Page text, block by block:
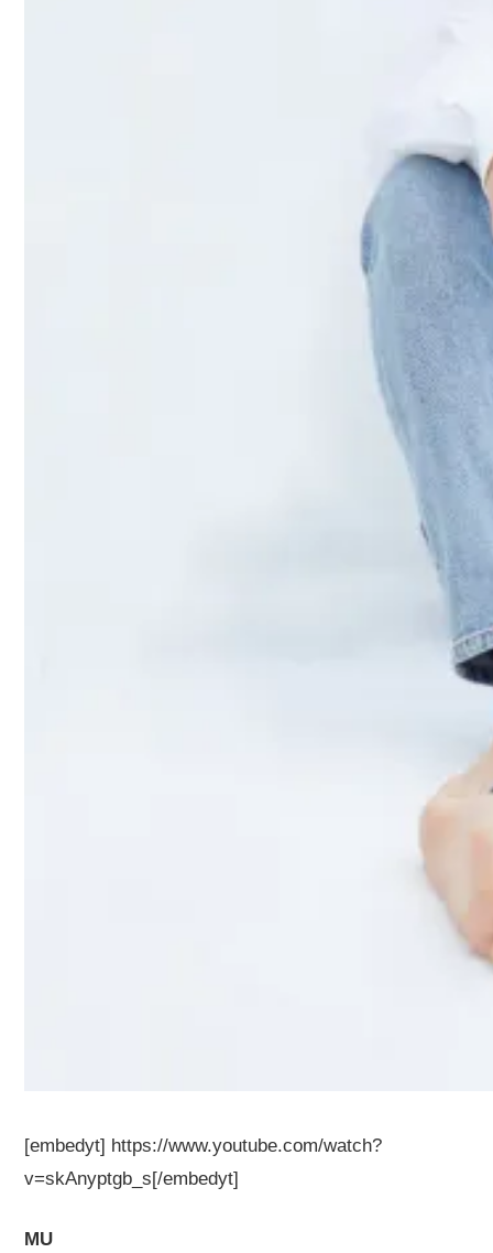
[embedyt] https://www.youtube.com/watch?
v=skAnyptgb_s[/embedyt]
MU